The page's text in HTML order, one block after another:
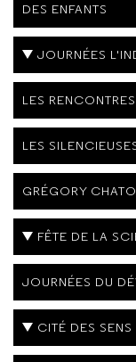
DES ENFANTS
JOURNÉES
LES
LES
GRÉGORY
FÊTE DE LA
JOURNÉES DU
CITÉ DES